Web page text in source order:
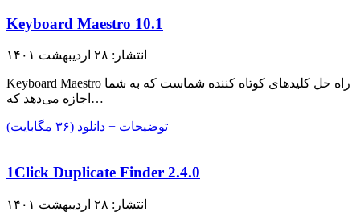
Keyboard Maestro 10.1
انتشار: ۲۸ اردیبهشت ۱۴۰۱
Keyboard Maestro راه حل کلید‌های کوتاه کننده شماست که به شما
اجازه می‌دهد که…
توضیحات + دانلود (۳۶ مگابایت)
1Click Duplicate Finder 2.4.0
انتشار: ۲۸ اردیبهشت ۱۴۰۱